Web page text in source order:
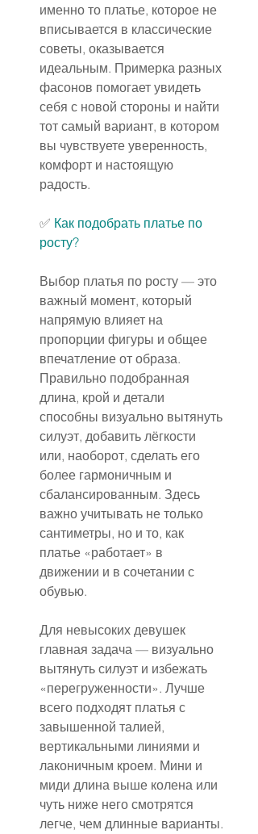
именно то платье, которое не
вписывается в классические
советы, оказывается
идеальным. Примерка разных
фасонов помогает увидеть
себя с новой стороны и найти
тот самый вариант, в котором
вы чувствуете уверенность,
комфорт и настоящую
радость.
✅️ Как подобрать платье по
росту?
Выбор платья по росту — это
важный момент, который
напрямую влияет на
пропорции фигуры и общее
впечатление от образа.
Правильно подобранная
длина, крой и детали
способны визуально вытянуть
силуэт, добавить лёгкости
или, наоборот, сделать его
более гармоничным и
сбалансированным. Здесь
важно учитывать не только
сантиметры, но и то, как
платье «работает» в
движении и в сочетании с
обувью.
Для невысоких девушек
главная задача — визуально
вытянуть силуэт и избежать
«перегруженности». Лучше
всего подходят платья с
завышенной талией,
вертикальными линиями и
лаконичным кроем. Мини и
миди длина выше колена или
чуть ниже него смотрятся
легче, чем длинные варианты.